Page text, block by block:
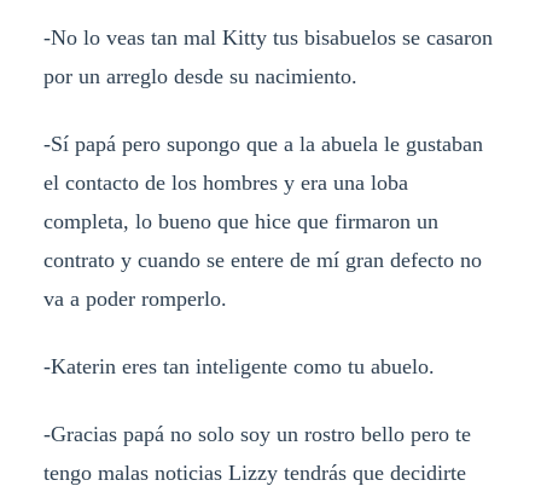
-No lo veas tan mal Kitty tus bisabuelos se casaron
por un arreglo desde su nacimiento.
-Sí papá pero supongo que a la abuela le gustaban
el contacto de los hombres y era una loba
completa, lo bueno que hice que firmaron un
contrato y cuando se entere de mí gran defecto no
va a poder romperlo.
-Katerin eres tan inteligente como tu abuelo.
-Gracias papá no solo soy un rostro bello pero te
tengo malas noticias Lizzy tendrás que decidirte